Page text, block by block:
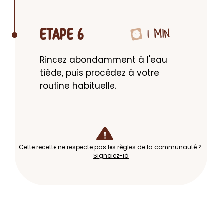
ETAPE 6 1 MIN
Rincez abondamment à l'eau
tiède, puis procédez à votre
routine habituelle.
Cette recette ne respecte pas les règles de la communauté ?
Signalez-là